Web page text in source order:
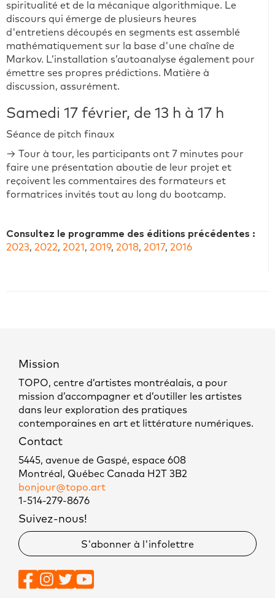
spiritualité et de la mécanique algorithmique. Le
discours qui émerge de plusieurs heures
d'entretiens découpés en segments est assemblé
mathématiquement sur la base d'une chaîne de
Markov. L’installation s’autoanalyse également pour
émettre ses propres prédictions. Matière à
discussion, assurément.
Samedi 17 février, de 13 h à 17 h
Séance de pitch finaux
→ Tour à tour, les participants ont 7 minutes pour
faire une présentation aboutie de leur projet et
reçoivent les commentaires des formateurs et
formatrices invités tout au long du bootcamp.
Consultez le programme des éditions précédentes :
2023, 2022, 2021 , 2019, 2018, 2017, 2016
Mission
TOPO, centre d’artistes montréalais, a pour
mission d’accompagner et d’outiller les artistes
dans leur exploration des pratiques
contemporaines en art et littérature numériques.
Contact
5445, avenue de Gaspé, espace 608
Montréal, Québec Canada H2T 3B2
bonjour@topo.art
1-514-279-8676
Suivez-nous!
S'abonner à l'infolettre